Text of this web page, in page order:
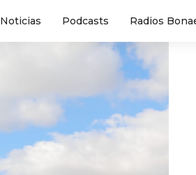
Noticias Podcasts Radios